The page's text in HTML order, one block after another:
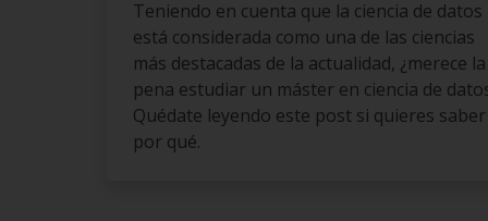
Teniendo en cuenta que la ciencia de datos
está considerada como una de las ciencias
más destacadas de la actualidad, ¿merece la
pena estudiar un máster en ciencia de
Quédate leyendo este post si quieres saber
por qué.